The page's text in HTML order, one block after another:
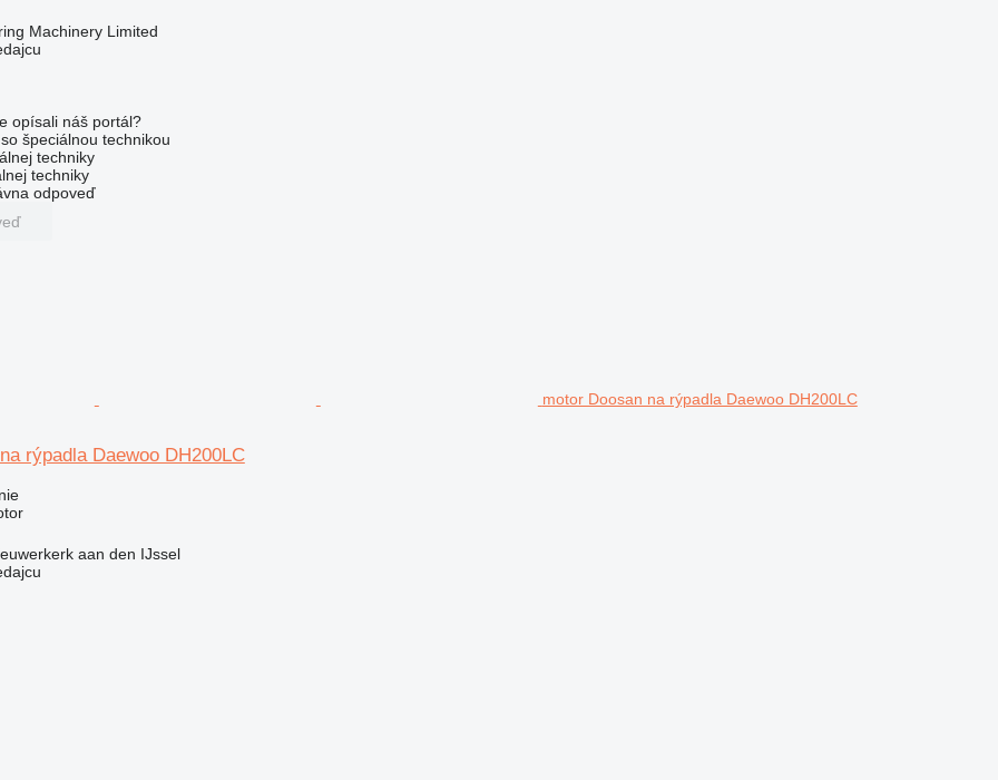
Machinery Limited
opísali náš portál?
špeciálnou technikou
techniky
techniky
odpoveď
motor Doosan na rýpadla Daewoo DH200LC
rýpadla Daewoo DH200LC
aan den IJssel